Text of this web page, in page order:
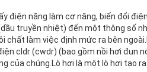
điện năng làm cơ năng, biến đổi
truyền nhiệt) đến một thông số
chất làm việc định mức ra bên
cldr (cwdr) (bao gồm nồi hơi đun
của chúng.Lò hơi là một lò hơi tạo